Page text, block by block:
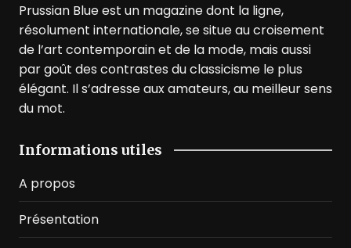
Prussian Blue est un magazine dont la ligne,
résolument internationale, se situe au croisement
de l’art contemporain et de la mode, mais aussi
par goût des contrastes du classicisme le plus
élégant. Il s’adresse aux amateurs, au meilleur sens
du mot.
Informations utiles
A propos
Présentation